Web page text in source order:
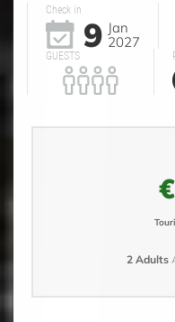
Check in
9 Jan
2027
GUESTS
2 Adults